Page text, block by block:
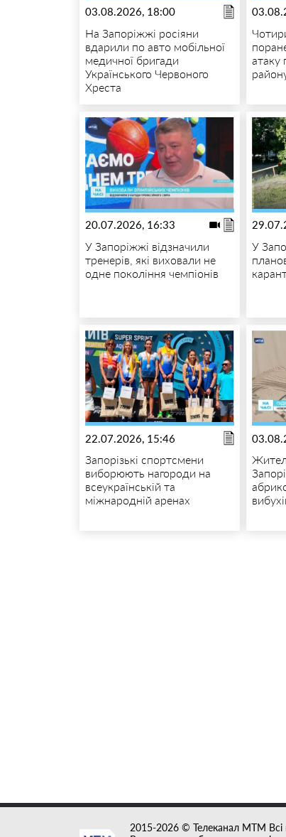
03.08.2026, 18:00
На Запоріжжі росіяни
вдарили по авто мобільної
медичної бригади
Українського Червоного
Хреста
атаку
20.07.2026, 16:33
У Запоріжжі відзначили
тренерів, які виховали не
одне покоління чемпіонів
У
22.07.2026, 15:46
Запорізькі спортсмени
виборюють нагороди на
всеукраїнській та
міжнародній аренах
2015-2026 © Телеканал MTM Всі